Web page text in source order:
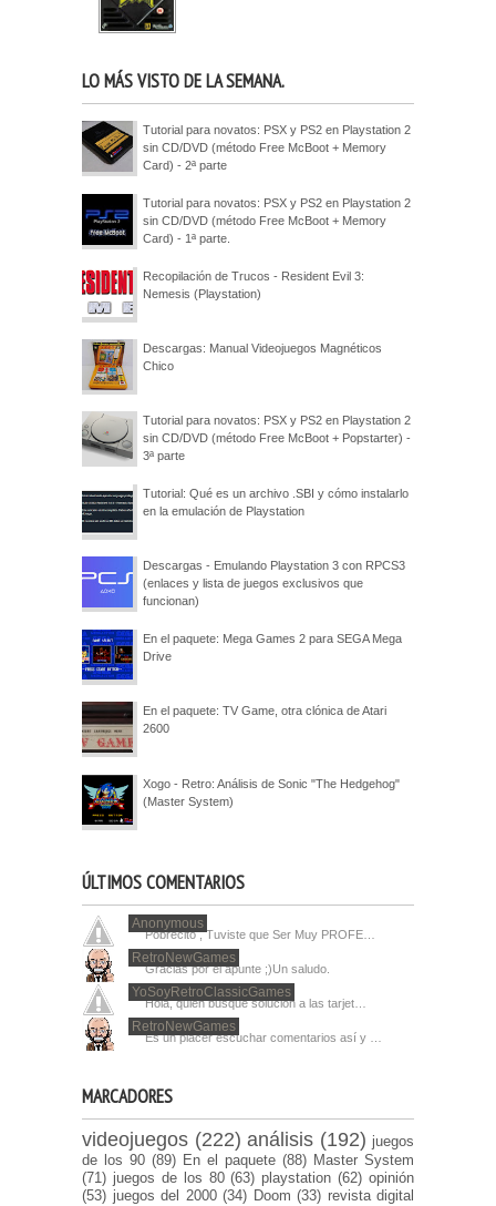
LO MÁS VISTO DE LA SEMANA.
Tutorial para novatos: PSX y PS2 en Playstation 2
sin CD/DVD (método Free McBoot + Memory
Card) - 2ª parte
Tutorial para novatos: PSX y PS2 en Playstation 2
sin CD/DVD (método Free McBoot + Memory
Card) - 1ª parte.
Recopilación de Trucos - Resident Evil 3:
Nemesis (Playstation)
Descargas: Manual Videojuegos Magnéticos
Chico
Tutorial para novatos: PSX y PS2 en Playstation 2
sin CD/DVD (método Free McBoot + Popstarter) -
3ª parte
Tutorial: Qué es un archivo .SBI y cómo instalarlo
en la emulación de Playstation
Descargas - Emulando Playstation 3 con RPCS3
(enlaces y lista de juegos exclusivos que
funcionan)
En el paquete: Mega Games 2 para SEGA Mega
Drive
En el paquete: TV Game, otra clónica de Atari
2600
Xogo - Retro: Análisis de Sonic "The Hedgehog"
(Master System)
ÚLTIMOS COMENTARIOS
Anonymous
Pobrecito , Tuviste que Ser Muy PROFE…
RetroNewGames
Gracias por el apunte ;)Un saludo.
YoSoyRetroClassicGames
Hola, quien busque solucion a las tarjet…
RetroNewGames
Es un placer escuchar comentarios así y …
MARCADORES
videojuegos (222) análisis (192) juegos
de los 90 (89) En el paquete (88) Master System
(71) juegos de los 80 (63) playstation (62) opinión
(53) juegos del 2000 (34) Doom (33) revista digital